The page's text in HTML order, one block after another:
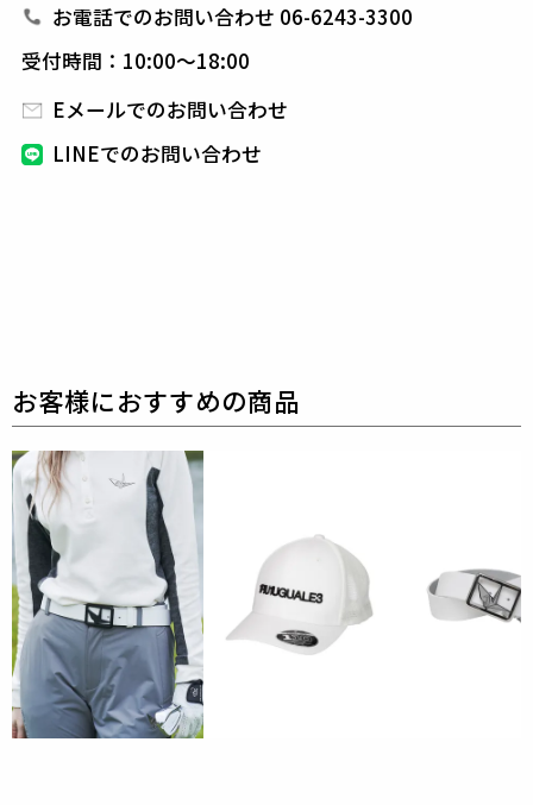
の一つです。
lining : polyester 100%
other : cotton 100%
お電話でのお問い合わせ 06-6243-3300
受付時間：10:00～18:00
Eメールでのお問い合わせ
LINEでのお問い合わせ